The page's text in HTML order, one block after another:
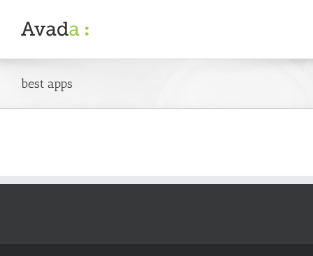
content
best apps